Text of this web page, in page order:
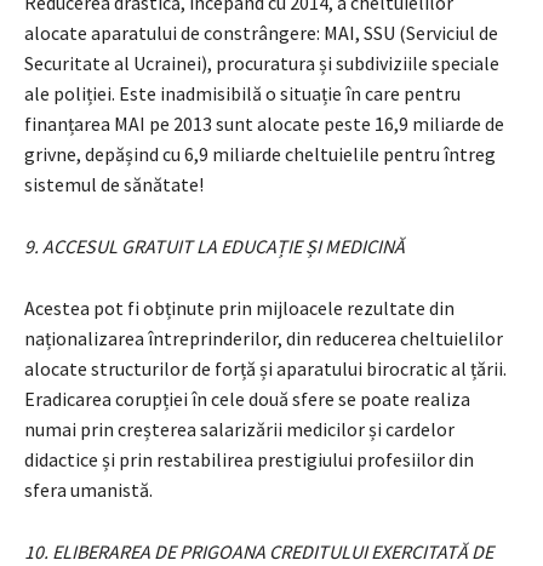
alocate aparatului de constrângere: MAI, SSU (Serviciul de
Securitate al Ucrainei), procuratura și subdiviziile speciale
ale poliției. Este inadmisibilă o situație în care pentru
finanțarea MAI pe 2013 sunt alocate peste 16,9 miliarde de
grivne, depășind cu 6,9 miliarde cheltuielile pentru întreg
sistemul de sănătate!
9. ACCESUL GRATUIT LA EDUCAȚIE ȘI MEDICINĂ
Acestea pot fi obținute prin mijloacele rezultate din
naționalizarea întreprinderilor, din reducerea cheltuielilor
alocate structurilor de forță și aparatului birocratic al țării.
Eradicarea corupției în cele două sfere se poate realiza
numai prin creșterea salarizării medicilor și cardelor
didactice și prin restabilirea prestigiului profesiilor din
sfera umanistă.
10. ELIBERAREA DE PRIGOANA CREDITULUI EXERCITATĂ DE